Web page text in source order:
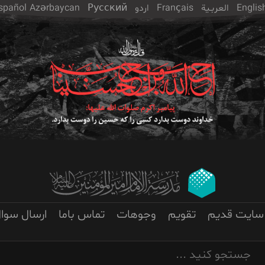
العربـیة Français اردو Русский
Azərbaycan
سایت قدیم تقویم وجوهات تماس باما ارسال